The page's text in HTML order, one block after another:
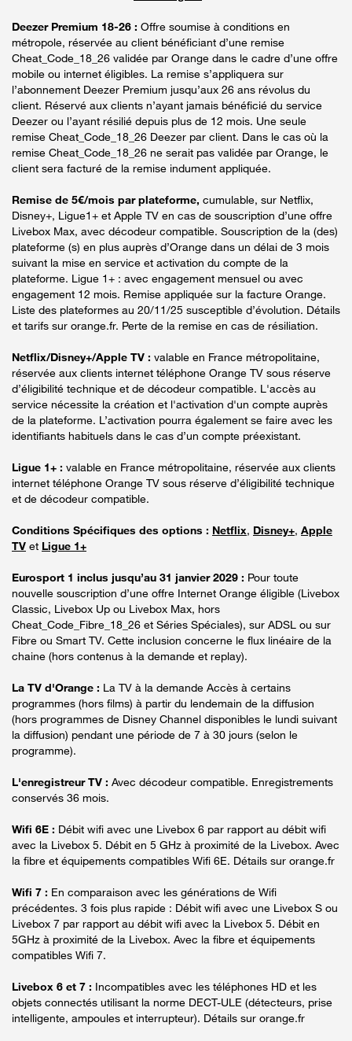
Deezer Premium 18-26 : Offre soumise à conditions en
métropole, réservée au client bénéficiant d’une remise
Cheat_Code_18_26 validée par Orange dans le cadre d’une offre
mobile ou internet éligibles. La remise s’appliquera sur
l’abonnement Deezer Premium jusqu’aux 26 ans révolus du
client. Réservé aux clients n’ayant jamais bénéficié du service
Deezer ou l’ayant résilié depuis plus de 12 mois. Une seule
remise Cheat_Code_18_26 Deezer par client. Dans le cas où la
remise Cheat_Code_18_26 ne serait pas validée par Orange, le
client sera facturé de la remise indument appliquée.
Remise de 5€/mois par plateforme, cumulable, sur Netflix,
Disney+, Ligue1+ et Apple TV en cas de souscription d’une offre
Livebox Max, avec décodeur compatible. Souscription de la (des)
plateforme (s) en plus auprès d’Orange dans un délai de 3 mois
suivant la mise en service et activation du compte de la
plateforme. Ligue 1+ : avec engagement mensuel ou avec
engagement 12 mois. Remise appliquée sur la facture Orange.
Liste des plateformes au 20/11/25 susceptible d’évolution. Détails
et tarifs sur orange.fr. Perte de la remise en cas de résiliation.
Netflix/Disney+/Apple TV : valable en France métropolitaine,
réservée aux clients internet téléphone Orange TV sous réserve
d’éligibilité technique et de décodeur compatible. L'accès au
service nécessite la création et l'activation d'un compte auprès
de la plateforme. L’activation pourra également se faire avec les
identifiants habituels dans le cas d’un compte préexistant.
Ligue 1+ : valable en France métropolitaine, réservée aux clients
internet téléphone Orange TV sous réserve d’éligibilité technique
et de décodeur compatible.
Conditions Spécifiques des options : Netflix, Disney+, Apple
TV et Ligue 1+
Eurosport 1 inclus jusqu’au 31 janvier 2029 : Pour toute
nouvelle souscription d’une offre Internet Orange éligible (Livebox
Classic, Livebox Up ou Livebox Max, hors
Cheat_Code_Fibre_18_26 et Séries Spéciales), sur ADSL ou sur
Fibre ou Smart TV. Cette inclusion concerne le flux linéaire de la
chaine (hors contenus à la demande et replay).
La TV d'Orange : La TV à la demande Accès à certains
programmes (hors films) à partir du lendemain de la diffusion
(hors programmes de Disney Channel disponibles le lundi suivant
la diffusion) pendant une période de 7 à 30 jours (selon le
programme).
L'enregistreur TV : Avec décodeur compatible. Enregistrements
conservés 36 mois.
Wifi 6E : Débit wifi avec une Livebox 6 par rapport au débit wifi
avec la Livebox 5. Débit en 5 GHz à proximité de la Livebox. Avec
la fibre et équipements compatibles Wifi 6E. Détails sur orange.fr
Wifi 7 : En comparaison avec les générations de Wifi
précédentes. 3 fois plus rapide : Débit wifi avec une Livebox S ou
Livebox 7 par rapport au débit wifi avec la Livebox 5. Débit en
5GHz à proximité de la Livebox. Avec la fibre et équipements
compatibles Wifi 7.
Livebox 6 et 7 : Incompatibles avec les téléphones HD et les
objets connectés utilisant la norme DECT-ULE (détecteurs, prise
intelligente, ampoules et interrupteur). Détails sur orange.fr